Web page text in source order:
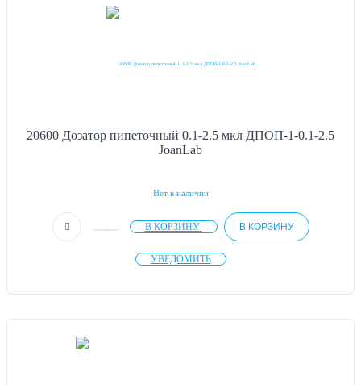
20600 Дозатор пипеточный 0.1-2.5 мкл ДПОП-1-0.1-2.5
JoanLab
Нет в наличии
В КОРЗИНУ В КОРЗИНУ
УВЕДОМИТЬ